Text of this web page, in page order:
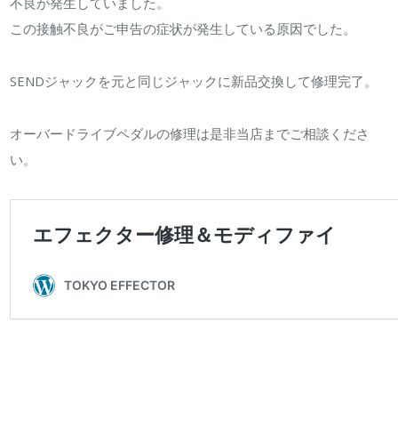
この接触不良がご申告の症状が発生している原因でした。
SENDジャックを元と同じジャックに新品交換して修理完了。
オーバードライブペダルの修理は是非当店までご相談くださ
い。